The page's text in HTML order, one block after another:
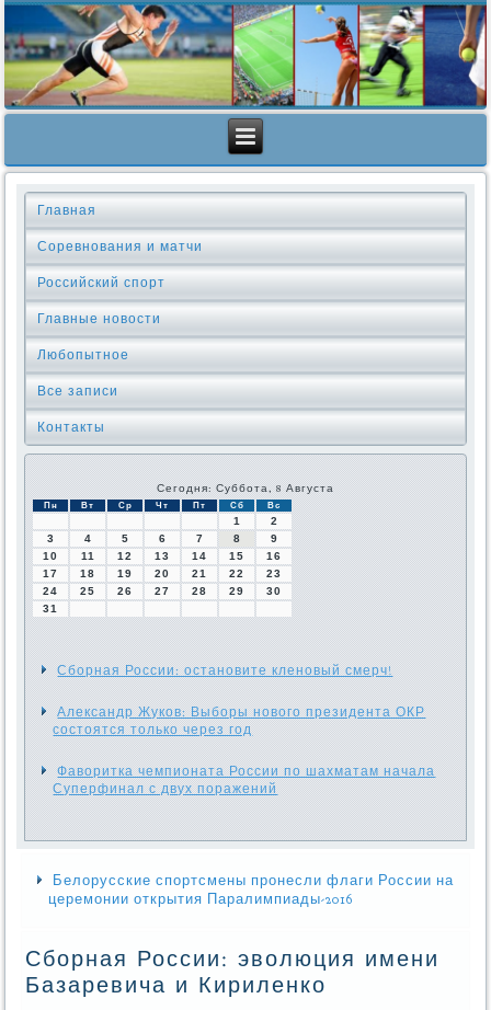
Главная
Соревнования и матчи
Российский спорт
Главные новости
Любопытное
Все записи
Контакты
Сегодня: Суббота, 8 Августа
Пн Вт Ср Чт Пт Сб Вс
1
2
3
4 5 6 7 8
9
10
11 12 13 14 15
16
17
18 19 20 21 22
23
24
25 26 27 28 29
30
31
Сборная России: остановите кленовый смерч!
Александр Жуков: Выборы нового президента ОКР
состоятся только через год
Фаворитка чемпионата России по шахматам начала
Суперфинал с двух поражений
Белорусские спортсмены пронесли флаги России на
церемонии открытия Паралимпиады-2016
Сборная России: эволюция имени
Базаревича и Кириленко